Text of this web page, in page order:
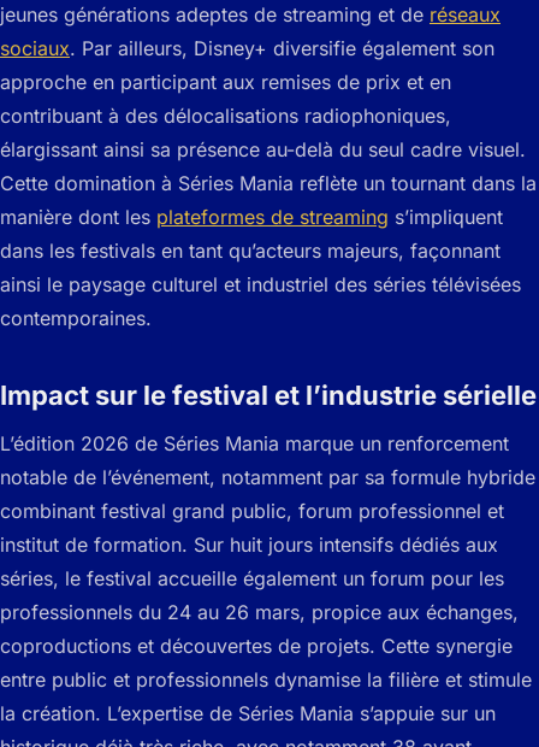
jeunes générations adeptes de streaming et de réseaux
sociaux. Par ailleurs, Disney+ diversifie également son
approche en participant aux remises de prix et en
contribuant à des délocalisations radiophoniques,
élargissant ainsi sa présence au-delà du seul cadre visuel.
Cette domination à Séries Mania reflète un tournant dans la
manière dont les plateformes de streaming s’impliquent
dans les festivals en tant qu’acteurs majeurs, façonnant
ainsi le paysage culturel et industriel des séries télévisées
contemporaines.
Impact sur le festival et l’industrie sérielle
L’édition 2026 de Séries Mania marque un renforcement
notable de l’événement, notamment par sa formule hybride
combinant festival grand public, forum professionnel et
institut de formation. Sur huit jours intensifs dédiés aux
séries, le festival accueille également un forum pour les
professionnels du 24 au 26 mars, propice aux échanges,
coproductions et découvertes de projets. Cette synergie
entre public et professionnels dynamise la filière et stimule
la création. L’expertise de Séries Mania s’appuie sur un